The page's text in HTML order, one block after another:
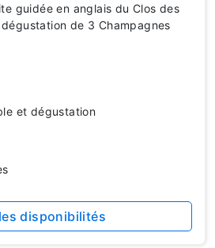
et dégustation
guidée en anglais du Clos des
de 3 Champagnes
disponibilités